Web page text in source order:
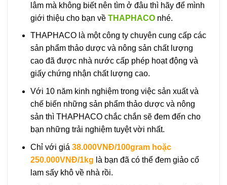
lâm mà không biết nên tìm ở đâu thì hãy để mình
giới thiệu cho bạn về THAPHACOnhé.
THAPHACO là một công ty chuyên cung cấp các
sản phẩm thảo dược và nông sản chất lượng
cao đã được nhà nước cấp phép hoạt động và
giấy chứng nhận chất lượng cao.
Với 10 năm kinh nghiệm trong việc sản xuất và
chế biến những sản phẩm thảo dược và nông
sản thì THAPHACO chắc chắn sẽ đem đến cho
bạn những trải nghiệm tuyệt vời nhất.
Chỉ với giá 38.000VNĐ/100gram hoặc
250.000VNĐ/1kg là bạn đã có thể đem giảo cổ
lam sấy khô về nhà rồi.